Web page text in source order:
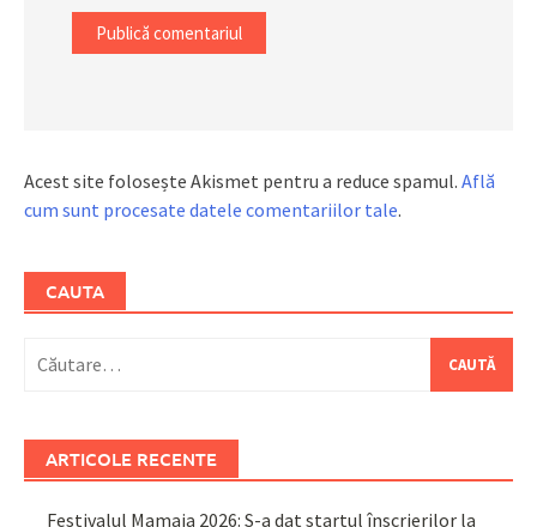
Acest site folosește Akismet pentru a reduce spamul. Află
cum sunt procesate datele comentariilor tale.
CAUTA
după:
ARTICOLE RECENTE
Festivalul Mamaia 2026: S-a dat startul înscrierilor la